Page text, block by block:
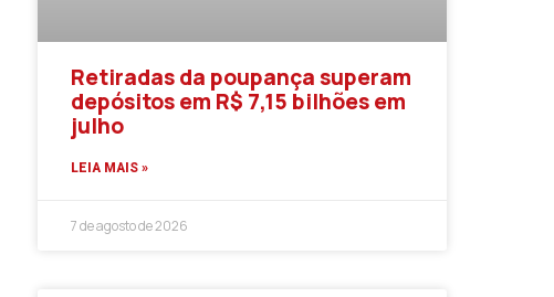
Retiradas da poupança superam
depósitos em R$ 7,15 bilhões em
julho
LEIA MAIS »
7 de agosto de 2026